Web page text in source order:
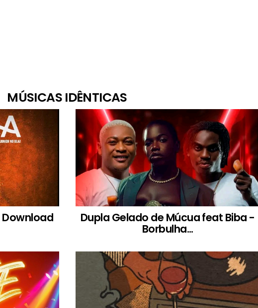
MÚSICAS IDÊNTICAS
Dupla Gelado de Múcua feat Biba -
Borbulha...